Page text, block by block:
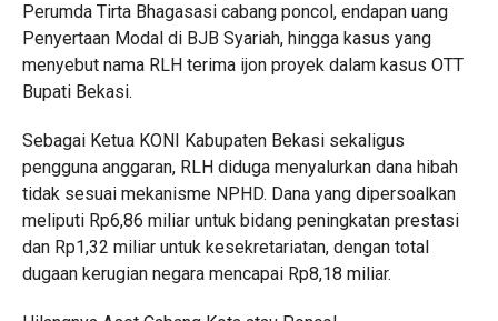
Perumda Tirta Bhagasasi cabang poncol, endapan uang
Penyertaan Modal di BJB Syariah, hingga kasus yang
menyebut nama RLH terima ijon proyek dalam kasus OTT
Bupati Bekasi.
Sebagai Ketua KONI Kabupaten Bekasi sekaligus
pengguna anggaran, RLH diduga menyalurkan dana hibah
tidak sesuai mekanisme NPHD. Dana yang dipersoalkan
meliputi Rp6,86 miliar untuk bidang peningkatan prestasi
dan Rp1,32 miliar untuk kesekretariatan, dengan total
dugaan kerugian negara mencapai Rp8,18 miliar.